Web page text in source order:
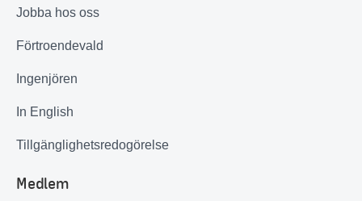
Jobba hos oss
Förtroendevald
Ingenjören
In English
Tillgänglighetsredogörelse
Medlem